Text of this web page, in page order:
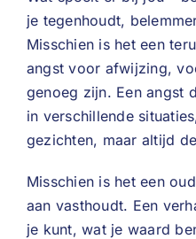
je tegenhoudt,
Misschien is het een
angst voor afwijzing,
genoeg zijn. Een angst
in verschillende
gezichten, maar altijd
Misschien is het een
aan vasthoudt. Een
je kunt, wat je waard